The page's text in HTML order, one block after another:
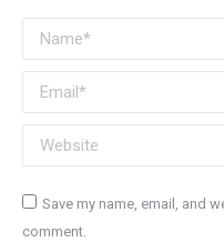
Name *
Email *
Website
Save my name, email, and
comment.